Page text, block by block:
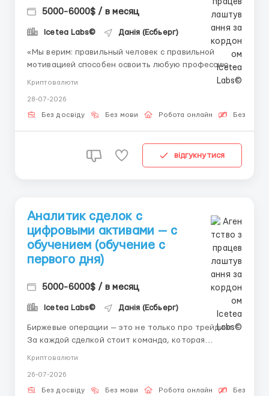
5000-6000$ / в месяц
Icetea Labs© Данія (Есбьерг)
«Мы верим: правильный человек с правильной
мотивацией способен освоить любую профессию.»
Сфера цифровых активов развивается гигантскими
обеспечить себя востребованной специальностью
на долгие годы. Icetea Labs открывает вакансию ...
Криптовалюти
28-07-2026
Без досвіду Без мови Робота онлайн
відгукнутися
Аналитик сделок с
цифровыми активами — с
обучением (обучение с
первого дня)
5000-6000$ / в месяц
Icetea Labs© Данія (Есбьерг)
Биржевые операции — это не только про трейдинг.
За каждой сделкой стоит команда, которая
Незаменимость операционщиков: Трейдеры
принимают решения, но именно операционные
Криптовалюти
26-07-2026
Без досвіду Без мови Робота онлайн